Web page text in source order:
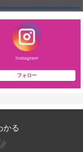
Instagram
フォロー
かる